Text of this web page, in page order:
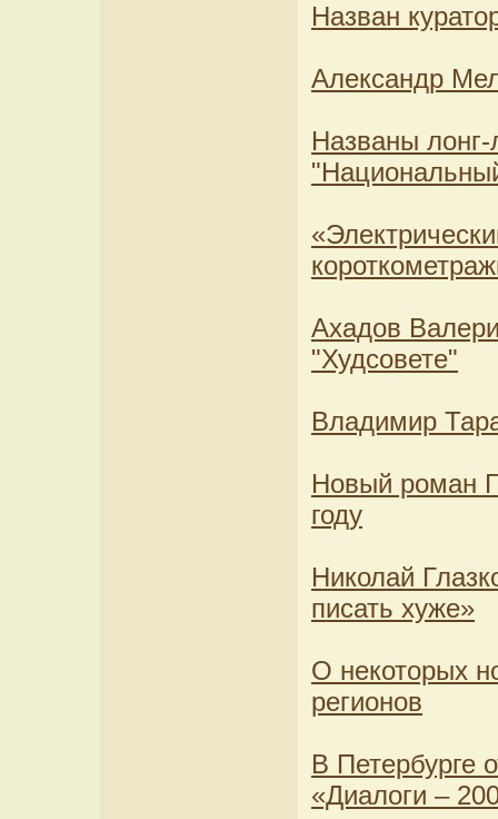
Назван
Александр
Названы
Ахадов
"Худсовете"
Владимир
Новый роман
году
Николай
писать хуже»
О некоторых
регионов
В Петербурге
«Диалоги –